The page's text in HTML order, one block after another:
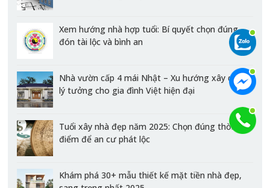
Xem hướng nhà hợp tuổi: Bí quyết chọn đúng
đón tài lộc và bình an
Nhà vườn cấp 4 mái Nhật – Xu hướng xây dựng
lý tưởng cho gia đình Việt hiện đại
Tuổi xây nhà đẹp năm 2025: Chọn đúng thời
điểm để an cư phát lộc
Khám phá 30+ mẫu thiết kế mặt tiền nhà đẹp,